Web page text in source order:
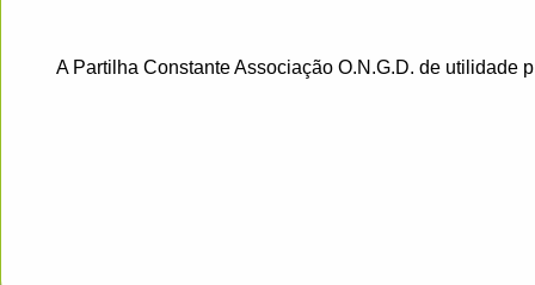
A Partilha Constante Associação O.N.G.D. de